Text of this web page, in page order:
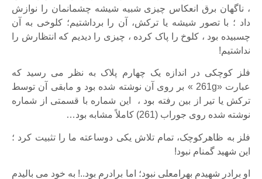
، ناگهان برق انعکاس چیزی شبیه شیشه چشمانمان را نوازش
داد ؛ با تصور شیشه یا ترکش، آن را برداشتیم؛ کلوخی به آن
چسبیده بود ، کلوخ را پاک کرده ، چیزی را دیدیم که انتظارش را
نداشتیم!
فلز کوچکی در اندازه یک چهارم پلاک به نظر می رسید که
عبارت «261g » بر روی آن نوشته شده بود و مابقی آن توسط
ترکش یا تیر از بین رفته بود ، این شماره با قسمتی از شماره
نوشته شده روی جوراب (261) کاملاً مشابه بود…
فلز به ظاهرکوچک، تمام تلاش یکی دوساعته ما را تثبیت کرد ؛
این شهید گمنام نبود!
او برادر شهیدم بهرامعلی نبود؛ اما برادرم بود..! به خود می بالیدم